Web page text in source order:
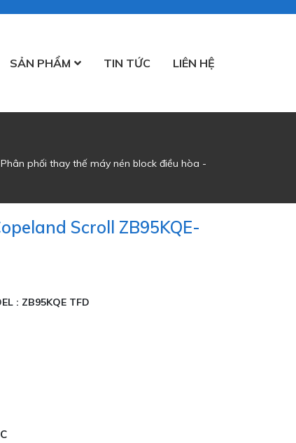
SẢN PHẨM TIN TỨC LIÊN HỆ
Phân phối thay thế máy nén block điều hòa -
Scroll ZB95KQE-
: ZB95KQE TFD